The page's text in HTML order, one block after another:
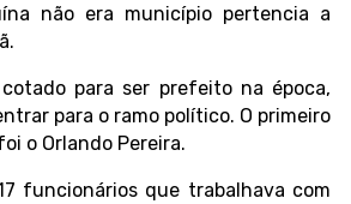
não era município pertencia a
para ser prefeito na época,
para o ramo político. O primeiro
o Orlando Pereira.
funcionários que trabalhava com